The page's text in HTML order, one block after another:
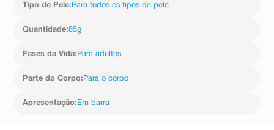
Tipo de Pele: Para todos os tipos de pele
Quantidade:85g
Fases da Vida: Para adultos
Parte do Corpo: Para o corpo
Apresentação: Em barra